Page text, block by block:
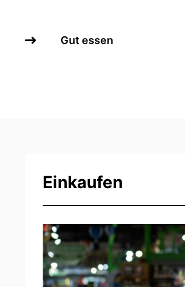
Gut essen
Einkaufen